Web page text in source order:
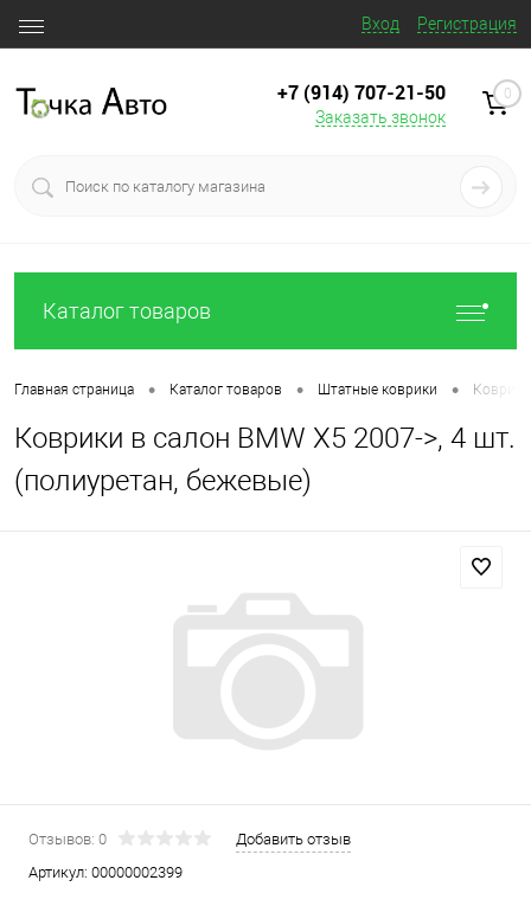
Вход Регистрация
+7 (914) 707‒21‒50
Заказать звонок
0
Каталог товаров
Главная страница • Каталог товаров • Штатные коврики •
Коврики в салон BMW X5 2007->, 4 шт.
(полиуретан, бежевые)
Отзывов: 0
Добавить отзыв
Артикул: 00000002399